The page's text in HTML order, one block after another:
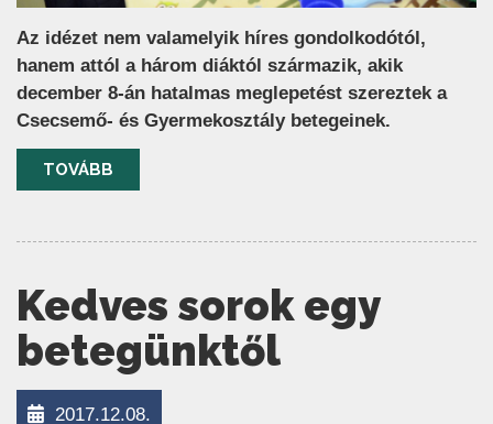
Az idézet nem valamelyik híres gondolkodótól,
hanem attól a három diáktól származik, akik
december 8-án hatalmas meglepetést szereztek a
Csecsemő- és Gyermekosztály betegeinek.
TOVÁBB
Kedves sorok egy
betegünktől
2017.12.08.